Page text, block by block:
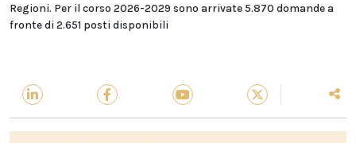
Regioni. Per il corso 2026-2029 sono arrivate 5.870 domande a
fronte di 2.651 posti disponibili